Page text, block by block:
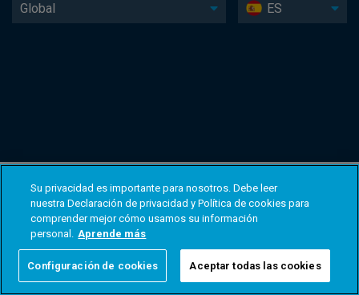
Global ES
Su privacidad es importante para nosotros. Debe leer
nuestra Declaración de privacidad y Política de cookies para
comprender mejor cómo usamos su información
personal. Aprende más
Configuración de cookies Aceptar todas las cookies